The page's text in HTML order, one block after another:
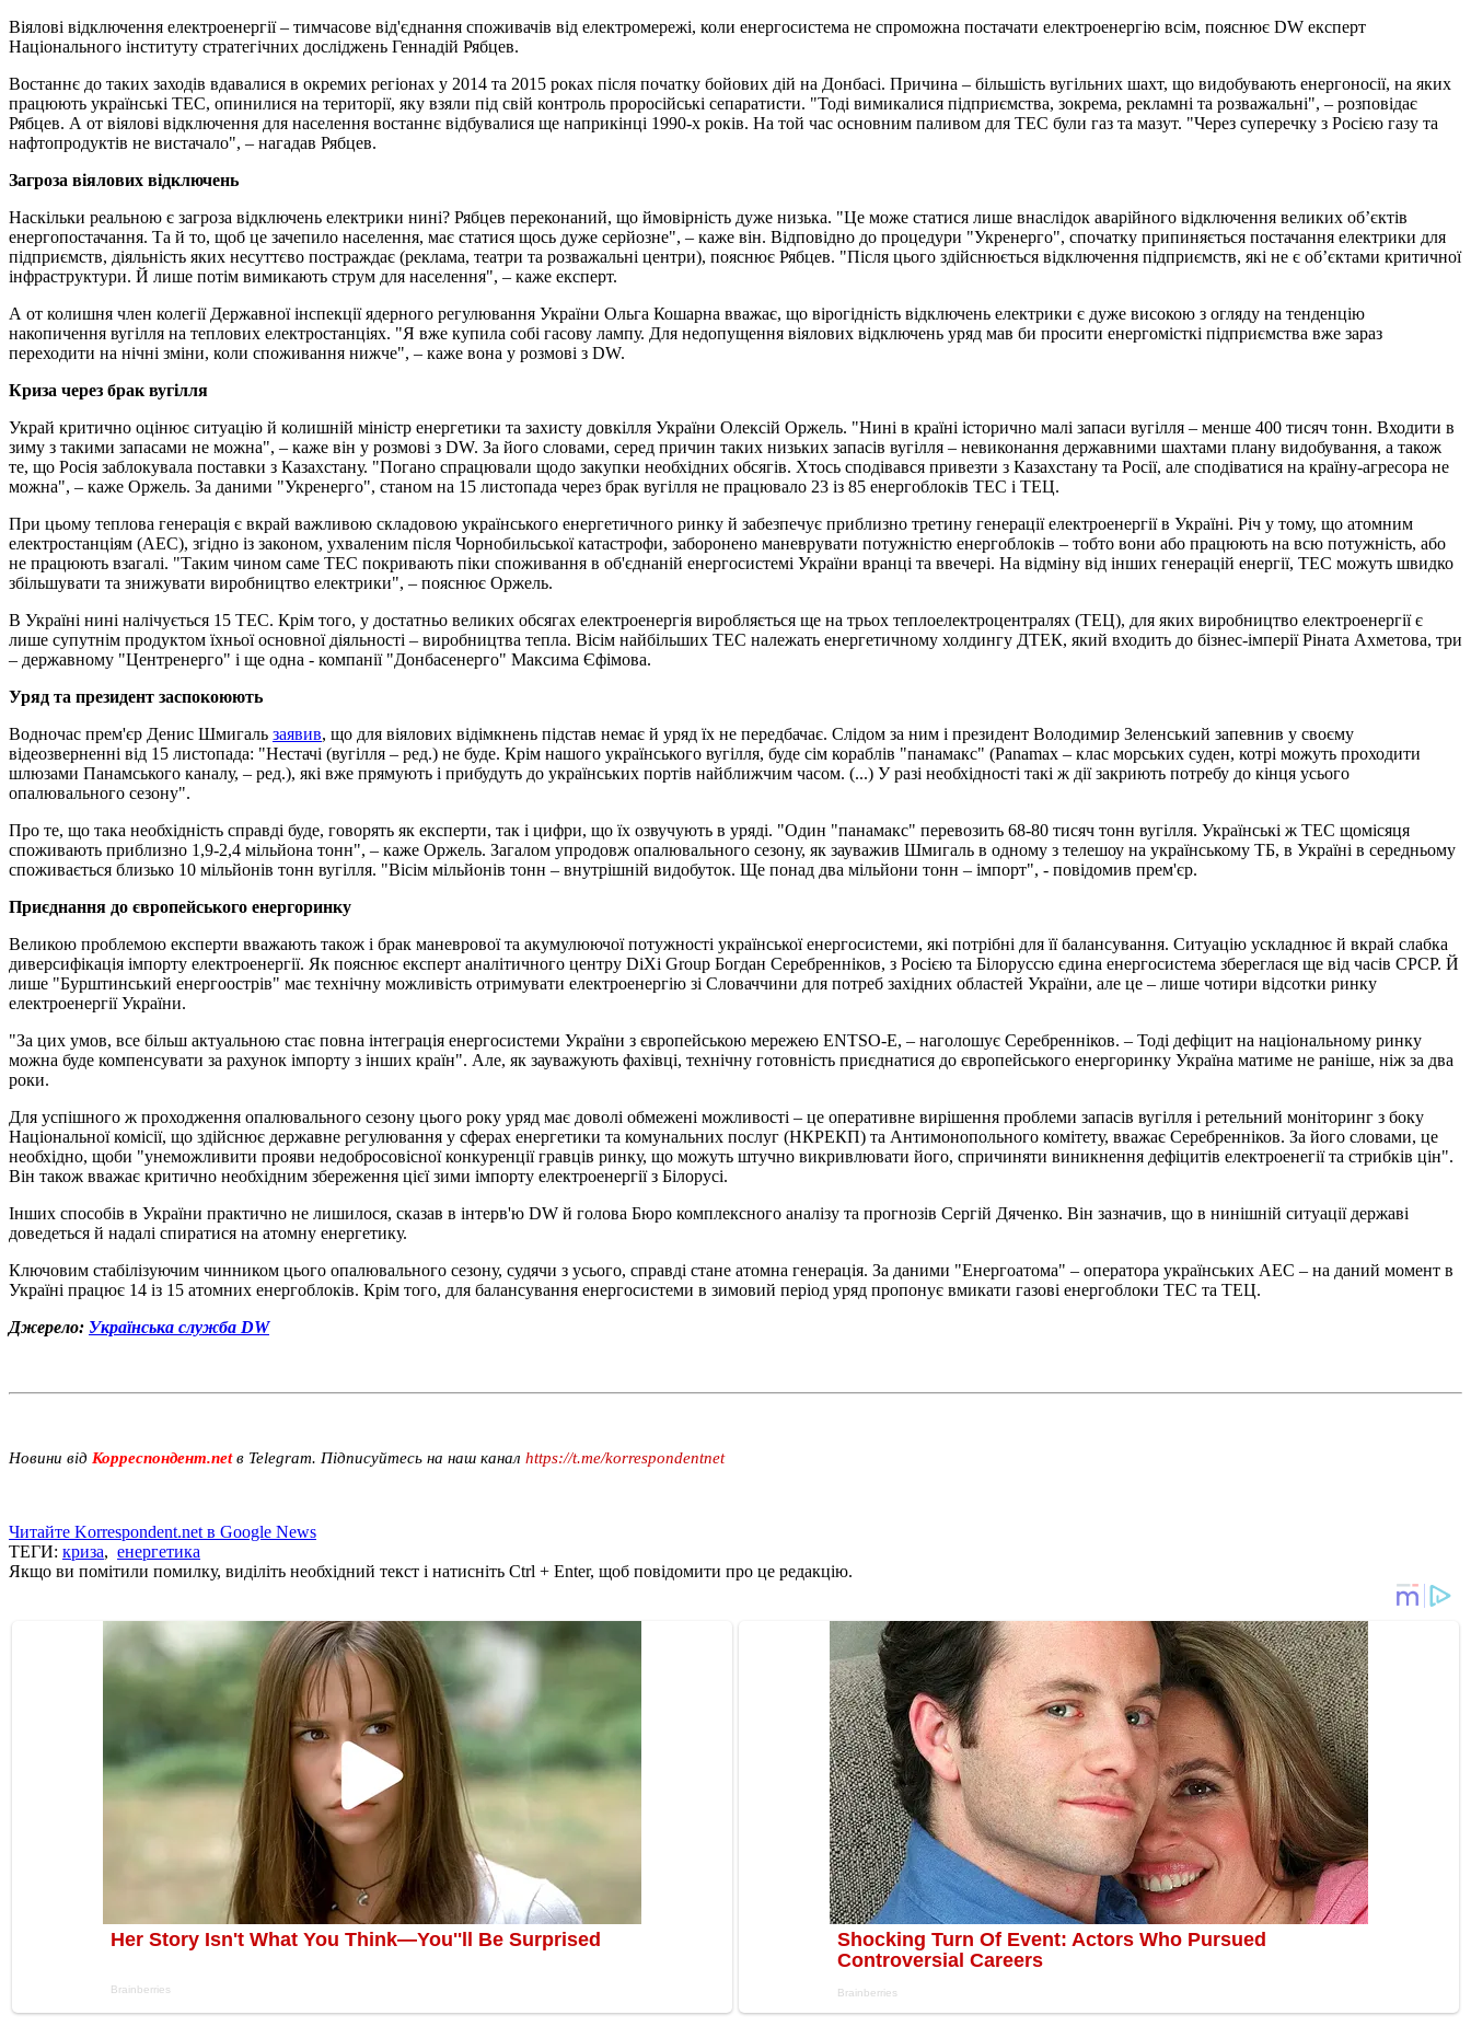
Віялові відключення електроенергії – тимчасове від'єднання споживачів від електромережі, коли енергосистема не спроможна постачати електроенергію всім, пояснює DW експерт
Національного інституту стратегічних досліджень Геннадій Рябцев.
Востаннє до таких заходів вдавалися в окремих регіонах у 2014 та 2015 роках після початку бойових дій на Донбасі. Причина – більшість вугільних шахт, що видобувають енергоносії, на яких
працюють українські ТЕС, опинилися на території, яку взяли під свій контроль проросійські сепаратисти. "Тоді вимикалися підприємства, зокрема, рекламні та розважальні", – розповідає
Рябцев. А от віялові відключення для населення востаннє відбувалися ще наприкінці 1990-х років. На той час основним паливом для ТЕС були газ та мазут. "Через суперечку з Росією газу та
нафтопродуктів не вистачало", – нагадав Рябцев.
Загроза віялових відключень
Наскільки реальною є загроза відключень електрики нині? Рябцев переконаний, що ймовірність дуже низька. "Це може статися лише внаслідок аварійного відключення великих об’єктів
енергопостачання. Та й то, щоб це зачепило населення, має статися щось дуже серйозне", – каже він. Відповідно до процедури "Укренерго", спочатку припиняється постачання електрики для
підприємств, діяльність яких несуттєво постраждає (реклама, театри та розважальні центри), пояснює Рябцев. "Після цього здійснюється відключення підприємств, які не є об’єктами критичної
інфраструктури. Й лише потім вимикають струм для населення", – каже експерт.
А от колишня член колегії Державної інспекції ядерного регулювання України Ольга Кошарна вважає, що вірогідність відключень електрики є дуже високою з огляду на тенденцію
накопичення вугілля на теплових електростанціях. "Я вже купила собі гасову лампу. Для недопущення віялових відключень уряд мав би просити енергомісткі підприємства вже зараз
переходити на нічні зміни, коли споживання нижче", – каже вона у розмові з DW.
Криза через брак вугілля
Украй критично оцінює ситуацію й колишній міністр енергетики та захисту довкілля України Олексій Оржель. "Нині в країні історично малі запаси вугілля – менше 400 тисяч тонн. Входити в
зиму з такими запасами не можна", – каже він у розмові з DW. За його словами, серед причин таких низьких запасів вугілля – невиконання державними шахтами плану видобування, а також
те, що Росія заблокувала поставки з Казахстану. "Погано спрацювали щодо закупки необхідних обсягів. Хтось сподівався привезти з Казахстану та Росії, але сподіватися на країну-агресора не
можна", – каже Оржель. За даними "Укренерго", станом на 15 листопада через брак вугілля не працювало 23 із 85 енергоблоків ТЕС і ТЕЦ.
При цьому теплова генерація є вкрай важливою складовою українського енергетичного ринку й забезпечує приблизно третину генерації електроенергії в Україні. Річ у тому, що атомним
електростанціям (АЕС), згідно із законом, ухваленим після Чорнобильської катастрофи, заборонено маневрувати потужністю енергоблоків – тобто вони або працюють на всю потужність, або
не працюють взагалі. "Таким чином саме ТЕС покривають піки споживання в об'єднаній енергосистемі України вранці та ввечері. На відміну від інших генерацій енергії, ТЕС можуть швидко
збільшувати та знижувати виробництво електрики", – пояснює Оржель.
В Україні нині налічується 15 ТЕС. Крім того, у достатньо великих обсягах електроенергія виробляється ще на трьох теплоелектроцентралях (ТЕЦ), для яких виробництво електроенергії є
лише супутнім продуктом їхньої основної діяльності – виробництва тепла. Вісім найбільших ТЕС належать енергетичному холдингу ДТЕК, який входить до бізнес-імперії Ріната Ахметова, три
– державному "Центренерго" і ще одна - компанії "Донбасенерго" Максима Єфімова.
Уряд та президент заспокоюють
Водночас прем'єр Денис Шмигаль заявив, що для віялових відімкнень підстав немає й уряд їх не передбачає. Слідом за ним і президент Володимир Зеленський запевнив у своєму
відеозверненні від 15 листопада: "Нестачі (вугілля – ред.) не буде. Крім нашого українського вугілля, буде сім кораблів "панамакс" (Panamax – клас морських суден, котрі можуть проходити
шлюзами Панамського каналу, – ред.), які вже прямують і прибудуть до українських портів найближчим часом. (...) У разі необхідності такі ж дії закриють потребу до кінця усього
опалювального сезону".
Про те, що така необхідність справді буде, говорять як експерти, так і цифри, що їх озвучують в уряді. "Один "панамакс" перевозить 68-80 тисяч тонн вугілля. Українські ж ТЕС щомісяця
споживають приблизно 1,9-2,4 мільйона тонн", – каже Оржель. Загалом упродовж опалювального сезону, як зауважив Шмигаль в одному з телешоу на українському ТБ, в Україні в середньому
споживається близько 10 мільйонів тонн вугілля. "Вісім мільйонів тонн – внутрішній видобуток. Ще понад два мільйони тонн – імпорт", - повідомив прем'єр.
Приєднання до європейського енергоринку
Великою проблемою експерти вважають також і брак маневрової та акумулюючої потужності української енергосистеми, які потрібні для її балансування. Ситуацію ускладнює й вкрай слабка
диверсифікація імпорту електроенергії. Як пояснює експерт аналітичного центру DiXi Group Богдан Серебренніков, з Росією та Білоруссю єдина енергосистема збереглася ще від часів СРСР. Й
лише "Бурштинський енергоострів" має технічну можливість отримувати електроенергію зі Словаччини для потреб західних областей України, але це – лише чотири відсотки ринку
електроенергії України.
"За цих умов, все більш актуальною стає повна інтеграція енергосистеми України з європейською мережею ENTSO-E, – наголошує Серебренніков. – Тоді дефіцит на національному ринку
можна буде компенсувати за рахунок імпорту з інших країн". Але, як зауважують фахівці, технічну готовність приєднатися до європейського енергоринку Україна матиме не раніше, ніж за два
роки.
Для успішного ж проходження опалювального сезону цього року уряд має доволі обмежені можливості – це оперативне вирішення проблеми запасів вугілля і ретельний моніторинг з боку
Національної комісії, що здійснює державне регулювання у сферах енергетики та комунальних послуг (НКРЕКП) та Антимонопольного комітету, вважає Серебренніков. За його словами, це
необхідно, щоби "унеможливити прояви недобросовісної конкуренції гравців ринку, що можуть штучно викривлювати його, спричиняти виникнення дефіцитів електроенегії та стрибків цін".
Він також вважає критично необхідним збереження цієї зими імпорту електроенергії з Білорусі.
Інших способів в України практично не лишилося, сказав в інтерв'ю DW й голова Бюро комплексного аналізу та прогнозів Сергій Дяченко. Він зазначив, що в нинішній ситуації державі
доведеться й надалі спиратися на атомну енергетику.
Ключовим стабілізуючим чинником цього опалювального сезону, судячи з усього, справді стане атомна генерація. За даними "Енергоатома" – оператора українських АЕС – на даний момент в
Україні працює 14 із 15 атомних енергоблоків. Крім того, для балансування енергосистеми в зимовий період уряд пропонує вмикати газові енергоблоки ТЕС та ТЕЦ.
Джерело: Українська служба DW
Новини від Корреспондент.netв Telegram. Підписуйтесь на наш канал https://t.me/korrespondentnet
Читайте Korrespondent.net в Google News
ТЕГИ: криза, енергетика
Якщо ви помітили помилку, виділіть необхідний текст і натисніть Ctrl + Enter, щоб повідомити про це редакцію.